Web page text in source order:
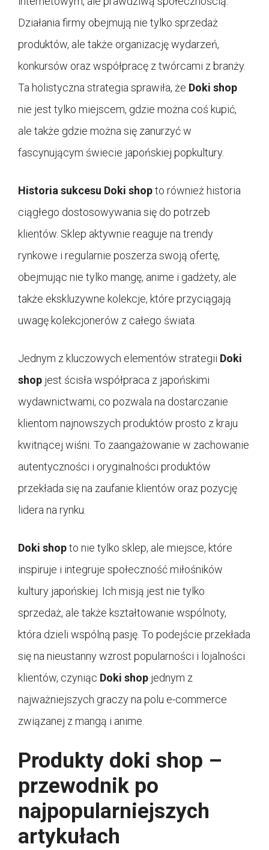
Działania firmy obejmują nie tylko sprzedaż
produktów, ale także organizację wydarzeń,
konkursów oraz współpracę z twórcami z branży.
Ta holistyczna strategia sprawiła, że Doki shop
nie jest tylko miejscem, gdzie można coś kupić,
ale także gdzie można się zanurzyć w
fascynującym świecie japońskiej popkultury.
Historia sukcesu Doki shopto również historia
ciągłego dostosowywania się do potrzeb
klientów. Sklep aktywnie reaguje na trendy
rynkowe i regularnie poszerza swoją ofertę,
obejmując nie tylko mangę, anime i gadżety, ale
także ekskluzywne kolekcje, które przyciągają
uwagę kolekcjonerów z całego świata.
Jednym z kluczowych elementów strategii Doki
shop jest ścisła współpraca z japońskimi
wydawnictwami, co pozwala na dostarczanie
klientom najnowszych produktów prosto z kraju
kwitnącej wiśni. To zaangażowanie w zachowanie
autentyczności i oryginalności produktów
przekłada się na zaufanie klientów oraz pozycję
lidera na rynku.
Doki shopto nie tylko sklep, ale miejsce, które
inspiruje i integruje społeczność miłośników
kultury japońskiej. Ich misją jest nie tylko
sprzedaż, ale także kształtowanie wspólnoty,
która dzieli wspólną pasję. To podejście przekłada
się na nieustanny wzrost popularności i lojalności
klientów, czyniąc Doki shop jednym z
najważniejszych graczy na polu e-commerce
związanej z mangą i anime.
Produkty doki shop –
przewodnik po
najpopularniejszych
artykułach